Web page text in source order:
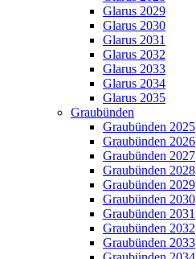
Glarus 2029
Glarus 2030
Glarus 2031
Glarus 2032
Glarus 2033
Glarus 2034
Glarus 2035
Graubünden
Graubünden 2025
Graubünden 2026
Graubünden 2027
Graubünden 2028
Graubünden 2029
Graubünden 2030
Graubünden 2031
Graubünden 2032
Graubünden 2033